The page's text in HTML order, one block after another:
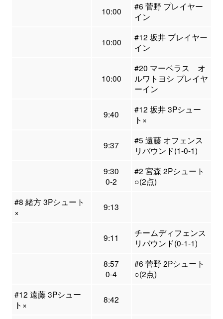
10:00
#6 菅野 プレイヤー
イン
10:00
#12 坂井 プレイヤー
イン
10:00
#20 マーベラス オ
ルワトヨシ プレイヤ
ーイン
9:40
#12 坂井 3Pシュー
ト×
9:37
#5 遠藤 オフェンス
リバウンド(1-0-1)
9:30
0-2
#2 宮森 2Pシュート
○(2点)
#8 緒方 3Pシュート
×
9:13
9:11
チームディフェンス
リバウンド(0-1-1)
8:57
0-4
#6 菅野 2Pシュート
○(2点)
#12 遠藤 3Pシュー
ト×
8:42